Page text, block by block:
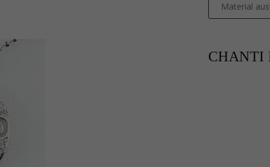
Material
CHANTI